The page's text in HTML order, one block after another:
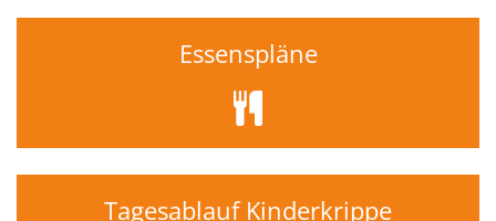
Essenspläne
Tagesablauf Kinderkrippe